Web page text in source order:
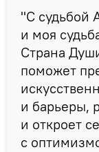
"С судьбой
и моя
Страна
поможет
и барьеры,
и откроет
с